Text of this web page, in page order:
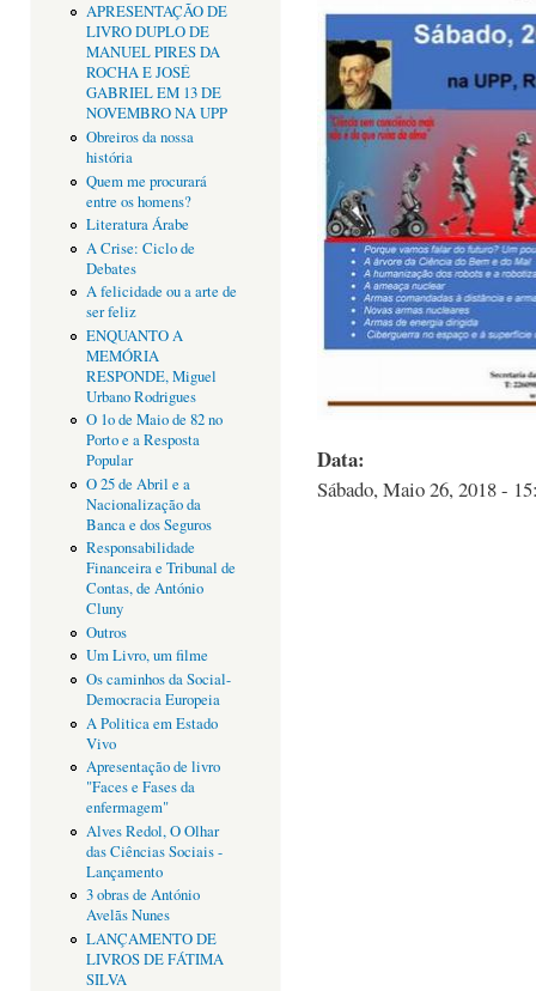
APRESENTAÇÃO DE
LIVRO DUPLO DE
MANUEL PIRES DA
ROCHA E JOSÉ
GABRIEL EM 13 DE
NOVEMBRO NA UPP
Obreiros da nossa
história
Quem me procurará
entre os homens?
Literatura Árabe
A Crise: Ciclo de
Debates
A felicidade ou a arte de
ser feliz
ENQUANTO A
MEMÓRIA
RESPONDE, Miguel
Urbano Rodrigues
O 1o de Maio de 82 no
Porto e a Resposta
Popular
O 25 de Abril e a
Nacionalização da
Banca e dos Seguros
Responsabilidade
Financeira e Tribunal de
Contas, de António
Cluny
Outros
Um Livro, um filme
Os caminhos da Social-
Democracia Europeia
A Politica em Estado
Vivo
Apresentação de livro
"Faces e Fases da
enfermagem"
Alves Redol, O Olhar
das Ciências Sociais -
Lançamento
3 obras de António
Avelãs Nunes
LANÇAMENTO DE
LIVROS DE FÁTIMA
SILVA
Data:
Sábado, Maio 26, 2018 -